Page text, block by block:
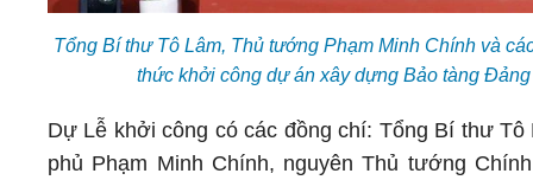
Tổng Bí thư Tô Lâm, Thủ tướng Phạm Minh Chính và
thức khởi công dự án xây dựng Bảo tàng
Dự Lễ khởi công có các đồng chí: Tổng Bí thư
phủ Phạm Minh Chính, nguyên Thủ tướng